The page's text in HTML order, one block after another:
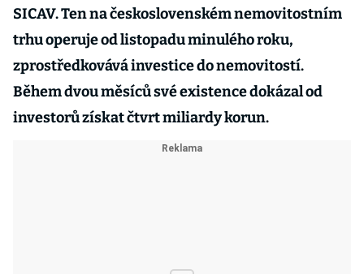
SICAV. Ten na československém nemovitostním
trhu operuje od listopadu minulého roku,
zprostředkovává investice do nemovitostí.
Během dvou měsíců své existence dokázal od
investorů získat čtvrt miliardy korun.